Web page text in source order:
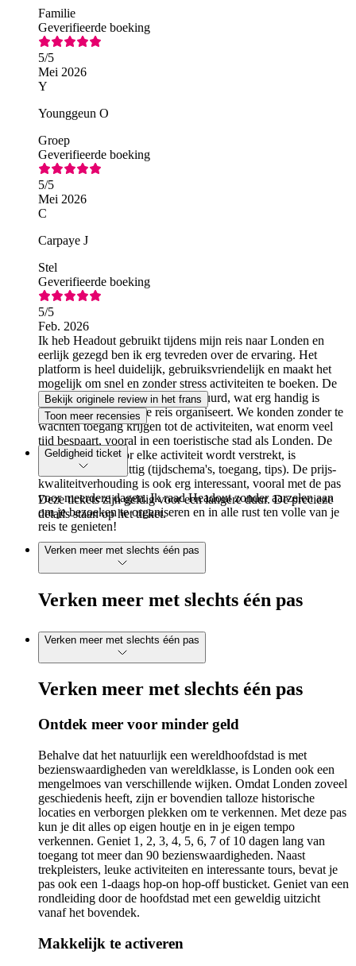
Familie
Geverifieerde boeking
5/5
Mei 2026
Y
Younggeun O
Groep
Geverifieerde boeking
5/5
Mei 2026
C
Carpaye J
Stel
Geverifieerde boeking
5/5
Feb. 2026
Ik heb Headout gebruikt tijdens mijn reis naar Londen en
eerlijk gezegd ben ik erg tevreden over de ervaring. Het
platform is heel duidelijk, gebruiksvriendelijk en maakt het
mogelijk om snel en zonder stress activiteiten te boeken. De
tickets worden onmiddellijk verstuurd, wat erg handig is
wanneer je een drukke reis organiseert. We konden zonder te
wachten toegang krijgen tot de activiteiten, wat enorm veel
tijd bespaart, vooral in een toeristische stad als Londen. De
informatie die voor elke activiteit wordt verstrekt, is
nauwkeurig en nuttig (tijdschema's, toegang, tips). De prijs-
kwaliteitverhouding is ook erg interessant, vooral met de pas
voor meerdere dagen. Ik raad Headout zonder aarzelen aan
om je bezoeken te organiseren en in alle rust ten volle van je
reis te genieten!
Bekijk originele review in het frans
Toon meer recensies
Geldigheid ticket
Deze tickets zijn geldig voor een langere duur. De precieze
details staan op het ticket.
Verken meer met slechts één pas
Verken meer met slechts één pas
Verken meer met slechts één pas
Verken meer met slechts één pas
Ontdek meer voor minder geld
Behalve dat het natuurlijk een wereldhoofdstad is met
bezienswaardigheden van wereldklasse, is Londen ook een
mengelmoes van verschillende wijken. Omdat Londen zoveel
geschiedenis heeft, zijn er bovendien talloze historische
locaties en verborgen plekken om te verkennen. Met deze pas
kun je dit alles op eigen houtje en in je eigen tempo
verkennen. Geniet 1, 2, 3, 4, 5, 6, 7 of 10 dagen lang van
toegang tot meer dan 90 bezienswaardigheden. Naast
trekpleisters, leuke activiteiten en interessante tours, bevat je
pas ook een 1-daags hop-on hop-off busticket. Geniet van een
rondleiding door de hoofdstad met een geweldig uitzicht
vanaf het bovendek.
Makkelijk te activeren